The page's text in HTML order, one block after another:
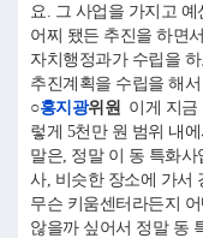
요. 그 사업을 가지고 예
어찌 됐든 추진을 하면
자치행정과가 수립을
추진계획을 수립을 해
○홍지광위원 이게 지금
렇게 5천만 원 범위 내
말은, 정말 이 동 특화
사, 비슷한 장소에 가서
무슨 키움센터라든지
않을까 싶어서 정말 동